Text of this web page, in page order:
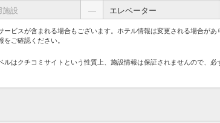
設 ― エレベーター
ービスが含まれる場合もございます。ホテル情報は変更される場合が
をご確認ください。
ルはクチコミサイトという性質上、施設情報は保証されませんので、必